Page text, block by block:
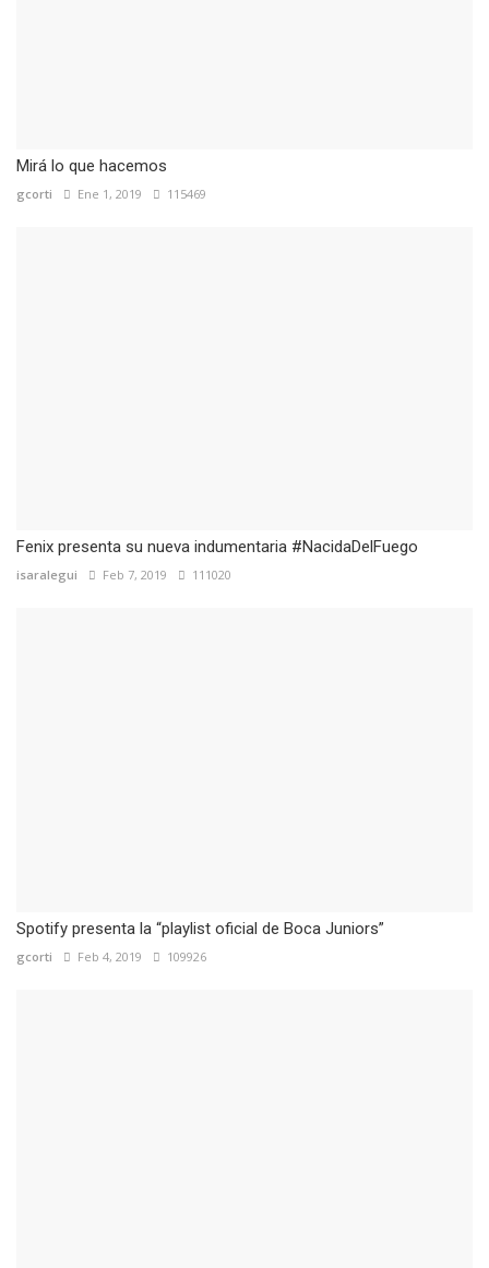
Mirá lo que hacemos
gcorti Ene 1, 2019 115469
Fenix presenta su nueva indumentaria #NacidaDelFuego
isaralegui Feb 7, 2019 111020
Spotify presenta la “playlist oficial de Boca Juniors”
gcorti Feb 4, 2019 109926